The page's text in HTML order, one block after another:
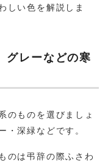
しい色を解説しま
グレーなどの寒
のものを選びましょ
・深緑などです。
のは弔辞の際ふさわ